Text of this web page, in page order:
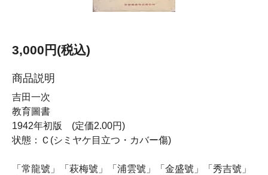
3,000円(税込)
商品説明
吉田一次
教育圖書
1942年初版 (定価2.00円)
状態：Ｃ(シミヤケ目立つ・カバー傷)
「常龍號」「萩梅號」「浦雲號」「金盛號」「秀吉號」